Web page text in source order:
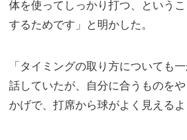
体を使ってしっかり打つ、という
するためです」と明かした。
「タイミングの取り方についても
話していたが、自分に合うものを
かげで、打席から球がよく見えるよ